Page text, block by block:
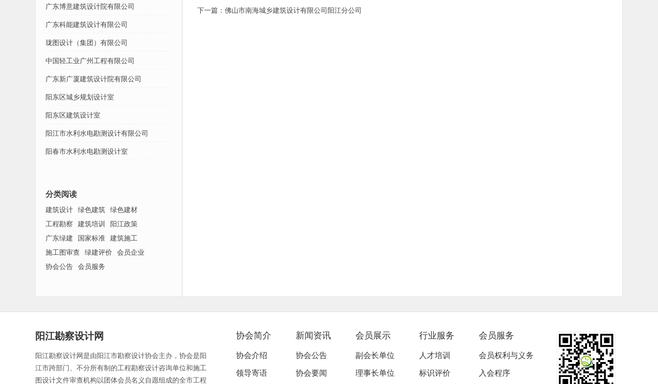
下一篇： 佛山市南海城乡建筑设计有限公司阳江分公司
广东博意建筑设计院有限公司
广东科能建筑设计有限公司
珑图设计（集团）有限公司
中国轻工业广州工程有限公司
广东新广厦建筑设计院有限公司
阳东区城乡规划设计室
阳东区建筑设计室
阳江市水利水电勘测设计有限公司
阳春市水利水电勘测设计室
分类阅读
建筑设计 绿色建筑 绿色建材
工程勘察 建筑培训 阳江政策
广东绿建 国家标准 建筑施工
施工图审查 绿建评价 会员企业
协会公告 会员服务
阳江勘察设计网
阳江勘察设计网是由阳江市勘察设计协会主办，协会是阳
江市跨部门、不分所有制的工程勘察设计咨询单位和施工
图设计文件审查机构以团体会员名义自愿组成的全市工程
协会简介
协会介绍
领导寄语
新闻资讯
协会公告
协会要闻
会员展示
副会长单位
理事长单位
行业服务
人才培训
标识评价
会员服务
会员权利与义务
入会程序